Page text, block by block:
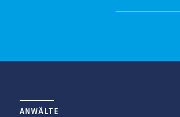
ANWÄLTE